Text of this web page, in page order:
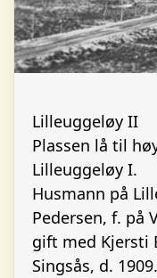
Lilleuggeløy II
Plassen lå til
Lilleuggeløy I.
Husmann på
Pedersen, f. på
gift med Kjersti
Singsås, d. 1909.